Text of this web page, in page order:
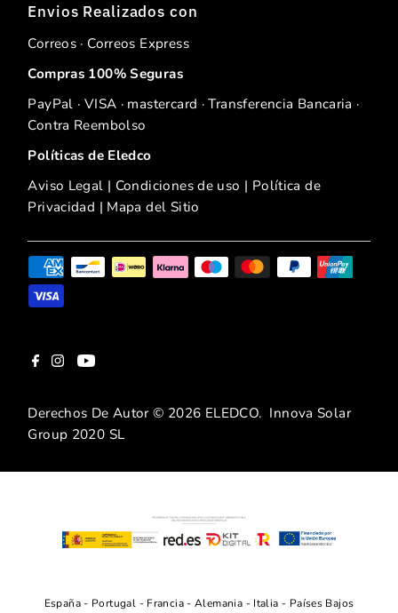
Envios Realizados con
Correos · Correos Express
Compras 100% Seguras
PayPal · VISA · mastercard · Transferencia Bancaria ·
Contra Reembolso
Políticas de Eledco
Aviso Legal | Condiciones de uso | Política de
Privacidad | Mapa del Sitio
Derechos De Autor © 2026 ELEDCO. Innova Solar
Group 2020 SL
España - Portugal - Francia -Alemania - Italia - Países Bajos